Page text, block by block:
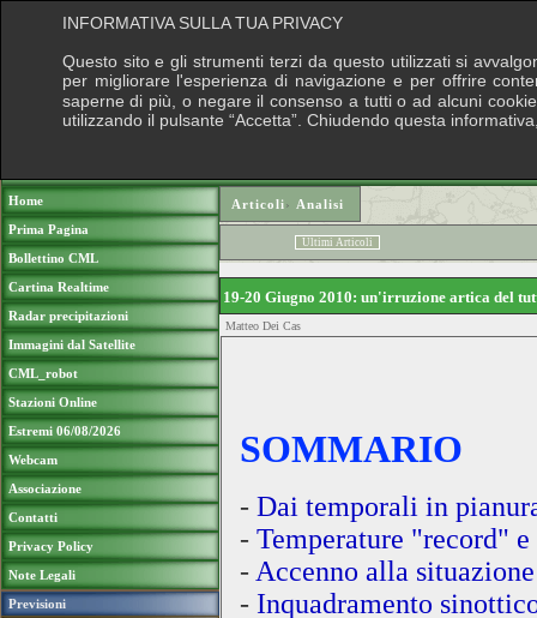
Home
Prima Pagina
Bollettino CML
Cartina Realtime
Radar precipitazioni
Immagini dal Satellite
CML_robot
Stazioni Online
Estremi 06/08/2026
Webcam
Associazione
Contatti
Privacy Policy
Note Legali
Previsioni
Articoli› Analisi
Ultimi Articoli
19-20 Giugno 2010: un'irruzione artica del
Matteo Dei Cas
SOMMARIO
- Dai temporali in
- Temperature "record"
- Accenno alla
- Inquadramento
INFORMATIVA SULLA TUA PRIVACY
Questo sito e gli strumenti terzi da questo utilizzati si
per migliorare l'esperienza di navigazione e per offrire
saperne di più, o negare il consenso a tutti o ad alcuni
utilizzando il pulsante “Accetta”. Chiudendo questa